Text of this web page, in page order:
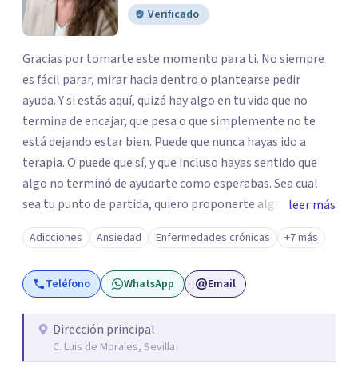
Verificado
Gracias por tomarte este momento para ti. No siempre
es fácil parar, mirar hacia dentro o plantearse pedir
ayuda. Y si estás aquí, quizá hay algo en tu vida que no
termina de encajar, que pesa o que simplemente no te
está dejando estar bien. Puede que nunca hayas ido a
terapia. O puede que sí, y que incluso hayas sentido que
algo no terminó de ayudarte como esperabas. Sea cual
sea tu punto de partida, quiero proponerte algo
importante: darte la oportunidad de entender qué te está
pasando y empezar a trabajarlo desde un lugar distinto.
Cuando esto ocurre, muchas personas intentan seguir
adelante como pueden. Se exigen más, intentan
momento en el que entender lo que está pasando se
vuelve imprescindible para poder cambiarlo. Mi trabajo
leer más
Adicciones Ansiedad Enfermedades crónicas +7 más
Teléfono WhatsApp Email
Dirección principal
C. Luis de Morales, Sevilla